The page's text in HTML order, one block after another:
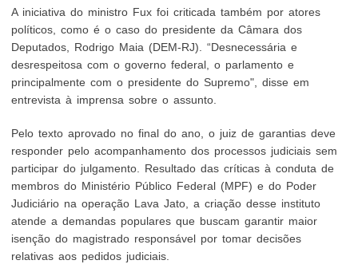
A iniciativa do ministro Fux foi criticada também por atores
políticos, como é o caso do presidente da Câmara dos
Deputados, Rodrigo Maia (DEM-RJ). “Desnecessária e
desrespeitosa com o governo federal, o parlamento e
principalmente com o presidente do Supremo", disse em
entrevista à imprensa sobre o assunto.
Pelo texto aprovado no final do ano, o juiz de garantias deve
responder pelo acompanhamento dos processos judiciais sem
participar do julgamento. Resultado das críticas à conduta de
membros do Ministério Público Federal (MPF) e do Poder
Judiciário na operação Lava Jato, a criação desse instituto
atende a demandas populares que buscam garantir maior
isenção do magistrado responsável por tomar decisões
relativas aos pedidos judiciais.